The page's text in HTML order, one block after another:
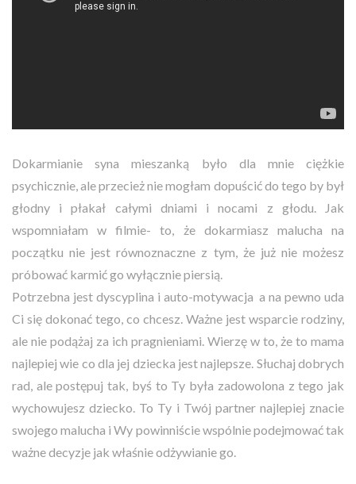
Dokarmianie syna mieszanką było dla mnie ciężkie
psychicznie, ale przecież nie mogłam dopuścić do tego by był
głodny i płakał całymi dniami i nocami z głodu. Jak
wspomniałam w filmie- to, że dokarmiasz malucha na
początku nie jest równoznaczne z tym, że już nie możesz
próbować karmić go wyłącznie piersią.
Potrzebna jest dyscyplina i auto-motywacja a na pewno uda
Ci się dokonać tego, co chcesz. Ważne jest wsparcie rodziny,
ale nie podążaj za ich pragnieniami. Wierzę w to, że to mama
najlepiej wie co dla jej dziecka jest najlepsze. Słuchaj dobrych
rad, ale postępuj tak, byś to Ty była zadowolona z tego jak
wychowujesz dziecko. To Ty i Twój partner najlepiej znacie
swojego malucha i Wy powinniście wspólnie podejmować tak
ważne decyzje jak właśnie odżywianie go.